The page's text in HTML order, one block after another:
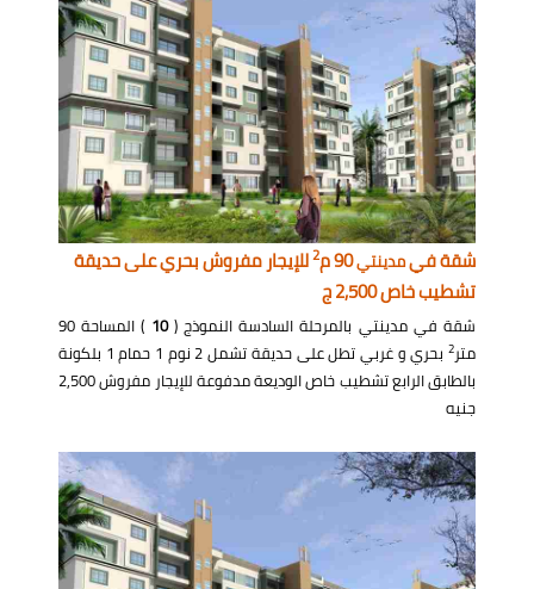
شقة فيمدينتي90 م 2للإيجار مفروش بحري على حديقة
تشطيب خاص 2,500 ج
شقة في مدينتي بالمرحلة السادسة النموذج (10
) المساحة 90
متر2
بحري و غربي تطل على حديقة تشمل 2 نوم 1 حمام 1 بلكونة
بالطابق الرابع تشطيب خاص الوديعة مدفوعة للإيجار مفروش 2,500
جنيه